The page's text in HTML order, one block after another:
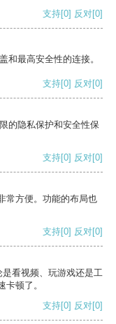
支持[0] 反对[0]
和最高安全性的连接。
支持[0] 反对[0]
的隐私保护和安全性保
支持[0] 反对[0]
常方便。功能的布局也
支持[0] 反对[0]
看视频、玩游戏还是工
顿了。
支持[0] 反对[0]